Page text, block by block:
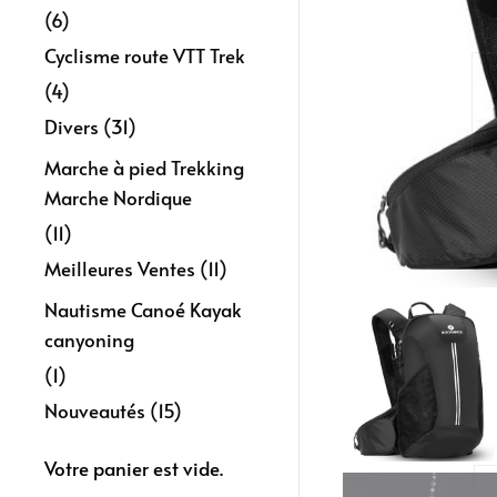
(6)
Cyclisme route VTT Trek
(4)
Divers (31)
Marche à pied Trekking
Marche Nordique
(11)
Meilleures Ventes (11)
Nautisme Canoé Kayak
canyoning
(1)
Nouveautés (15)
Votre panier est vide.